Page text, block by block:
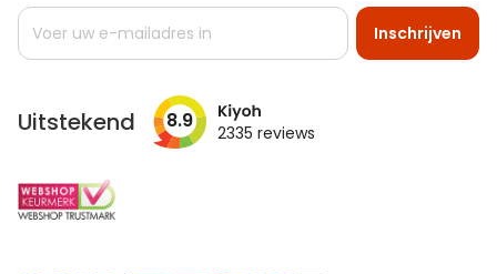
Abonneer
op
Inschrijven
Uitstekend 8.9 2335 reviews